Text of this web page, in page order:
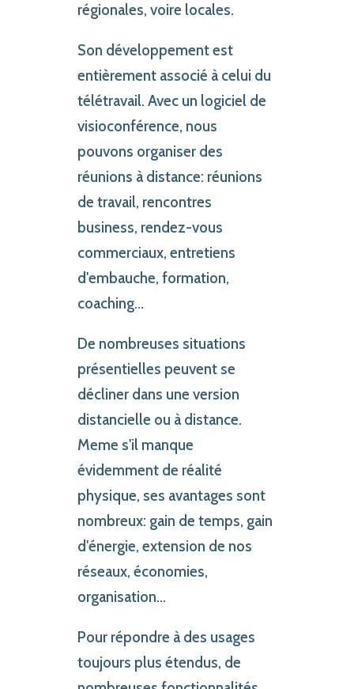
régionales, voire locales.
Son développement est
entièrement associé à celui du
télétravail. Avec un logiciel de
visioconférence, nous
pouvons organiser des
réunions à distance: réunions
de travail, rencontres
business, rendez-vous
commerciaux, entretiens
d'embauche, formation,
coaching...
De nombreuses situations
présentielles peuvent se
décliner dans une version
distancielle ou à distance.
Meme s'il manque
évidemment de réalité
physique, ses avantages sont
nombreux: gain de temps, gain
d'énergie, extension de nos
réseaux, économies,
organisation...
Pour répondre à des usages
toujours plus étendus, de